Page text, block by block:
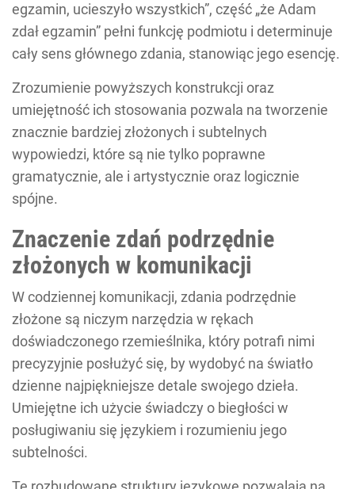
egzamin, ucieszyło wszystkich”, część „że Adam
zdał egzamin” pełni funkcję podmiotu i determinuje
cały sens głównego zdania, stanowiąc jego esencję.
Zrozumienie powyższych konstrukcji oraz
umiejętność ich stosowania pozwala na tworzenie
znacznie bardziej złożonych i subtelnych
wypowiedzi, które są nie tylko poprawne
gramatycznie, ale i artystycznie oraz logicznie
spójne.
Znaczenie zdań podrzędnie
złożonych w komunikacji
W codziennej komunikacji, zdania podrzędnie
złożone są niczym narzędzia w rękach
doświadczonego rzemieślnika, który potrafi nimi
precyzyjnie posłużyć się, by wydobyć na światło
dzienne najpiękniejsze detale swojego dzieła.
Umiejętne ich użycie świadczy o biegłości w
posługiwaniu się językiem i rozumieniu jego
subtelności.